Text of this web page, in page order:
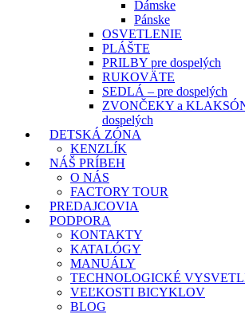
Dámske
Pánske
OSVETLENIE
PLÁŠTE
PRILBY pre dospelých
RUKOVÄTE
SEDLÁ – pre dospelých
ZVONČEKY a
dospelých
DETSKÁ ZÓNA
KENZLÍK
NÁŠ PRÍBEH
O NÁS
FACTORY TOUR
PREDAJCOVIA
PODPORA
KONTAKTY
KATALÓGY
MANUÁLY
TECHNOLOGICKÉ
VEĽKOSTI BICYKLOV
BLOG